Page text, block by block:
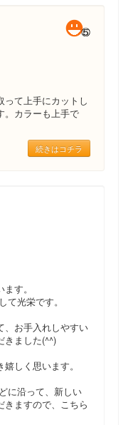
って上手にカットし
。カラーも上手で
続きはコチラ
す。
光栄です。
、お手入れしやすい
きました(^^)
しく思います。
に沿って、新しい
きますので、こちら